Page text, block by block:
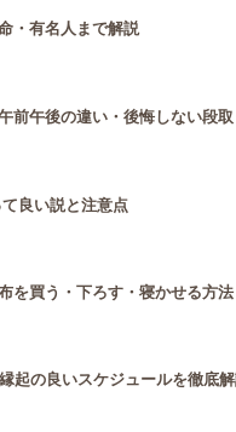
・有名人まで解説
前午後の違い・後悔しない段
良い説と注意点
買う・下ろす・寝かせる方法
起の良いスケジュールを徹底